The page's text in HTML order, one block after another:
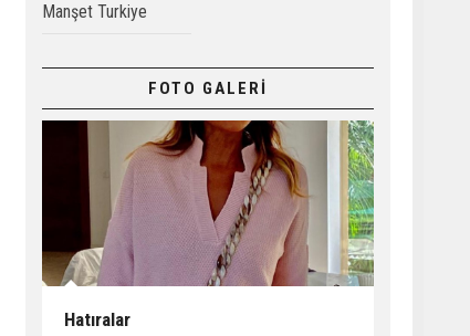
Manşet Turkiye
FOTO GALERİ
Hatıralar